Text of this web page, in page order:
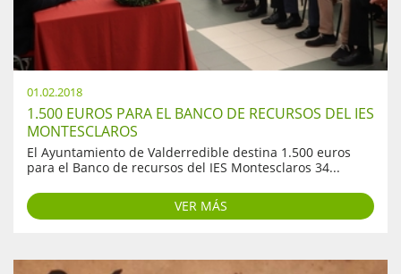
01.02.2018
1.500 EUROS PARA EL BANCO DE RECURSOS DEL IES
MONTESCLAROS
El Ayuntamiento de Valderredible destina 1.500 euros
para el Banco de recursos del IES Montesclaros 34...
VER MÁS